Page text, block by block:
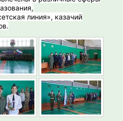
линия», казачий